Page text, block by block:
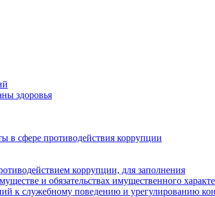
здоровья
в сфере противодействия коррупции
коррупции, для заполнения
и обязательствах имущественного
к служебному поведению и урегулированию